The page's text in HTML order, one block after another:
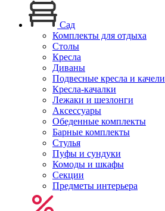
Сад
Комплекты для отдыха
Столы
Кресла
Диваны
Подвесные кресла и качели
Кресла-качалки
Лежаки и шезлонги
Аксессуары
Обеденные комплекты
Барные комплекты
Стулья
Пуфы и сундуки
Комоды и шкафы
Секции
Предметы интерьера